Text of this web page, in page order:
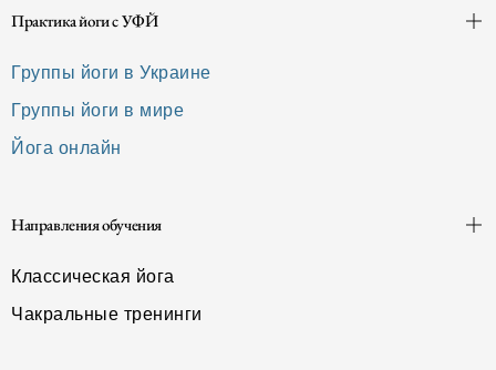
Практика йоги с УФЙ
Группы йоги в Украине
Группы йоги в мире
Йога онлайн
Направления обучения
Классическая йога
Чакральные тренинги